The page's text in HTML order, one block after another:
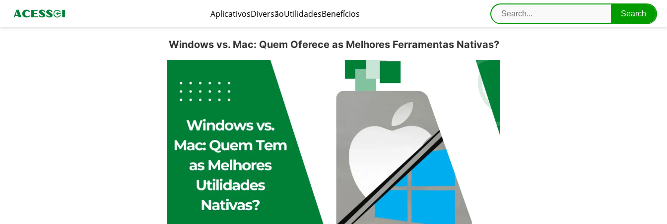
AplicativosDiversãoUtilidadesBenefícios
Windows vs. Mac: Quem Oferece as Melhores Ferramentas Nativas?